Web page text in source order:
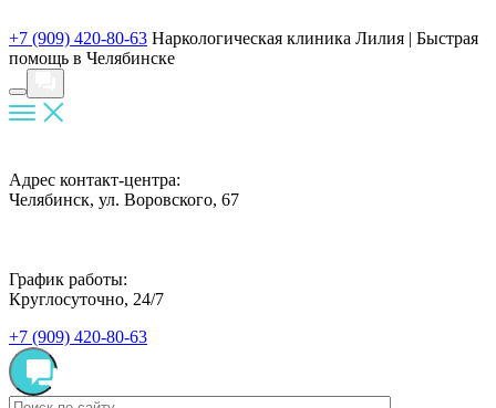
+7 (909) 420-80-63 Наркологическая клиника Лилия | Быстрая
помощь в Челябинске
Адрес контакт-центра:
Челябинск, ул. Воровского, 67
График работы:
Круглосуточно, 24/7
+7 (909) 420-80-63